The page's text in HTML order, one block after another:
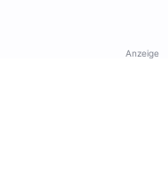
Anzeige